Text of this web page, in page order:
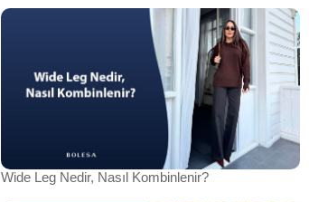
Wide Leg Nedir, Nasıl Kombinlenir?